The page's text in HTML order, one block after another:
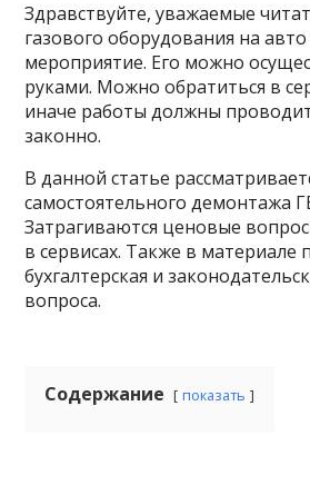
Здравствуйте, уважаемые
газового оборудования на
мероприятие. Его можно
руками. Можно обратиться в
иначе работы должны
законно.
В данной статье
самостоятельного демонтажа
Затрагиваются ценовые
в сервисах. Также в материале
бухгалтерская и
вопроса.
Содержание показать